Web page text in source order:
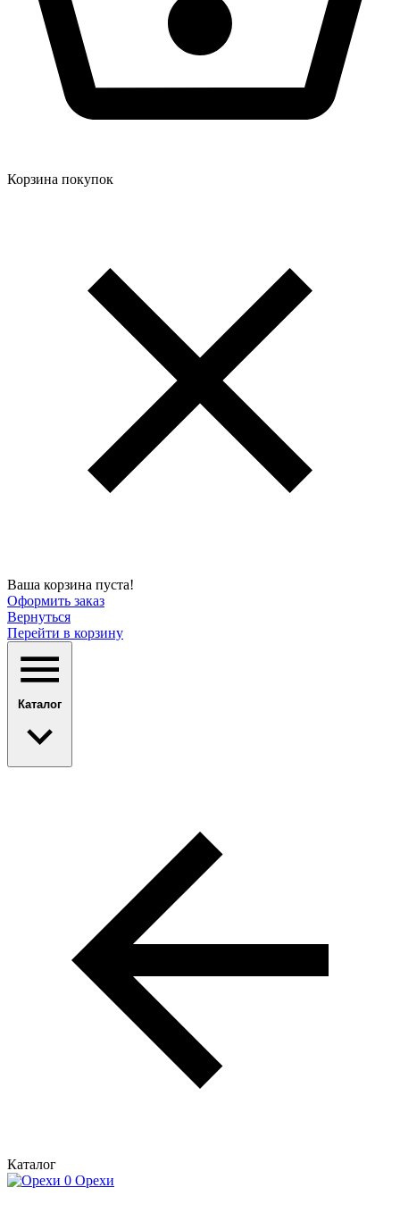
Корзина покупок
Ваша корзина пуста!
Оформить заказ
Вернуться
Перейти в корзину
Каталог
Каталог
Орехи